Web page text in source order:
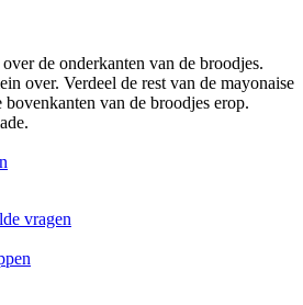
de onderkanten van de broodjes.
over. Verdeel de rest van de mayonaise
van de broodjes erop.
vragen